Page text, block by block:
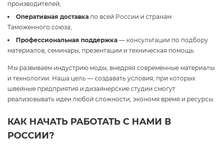
производителей;
Оперативная доставка по всей России и странам
Таможенного союза;
Профессиональная поддержка — консультации по подбору
материалов, семинары, презентации и техническая помощь.
Мы развиваем индустрию моды, внедряя современные материалы
и технологии. Наша цель — создавать условия, при которых
швейные предприятия и дизайнерские студии смогут
реализовывать идеи любой сложности, экономя время и ресурсы.
КАК НАЧАТЬ РАБОТАТЬ С НАМИ В
РОССИИ?